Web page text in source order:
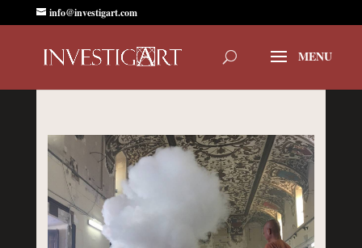
info@investigart.com